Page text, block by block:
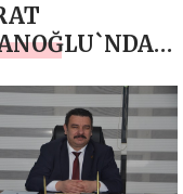
ANMA,
VE SPOR
MESAJI